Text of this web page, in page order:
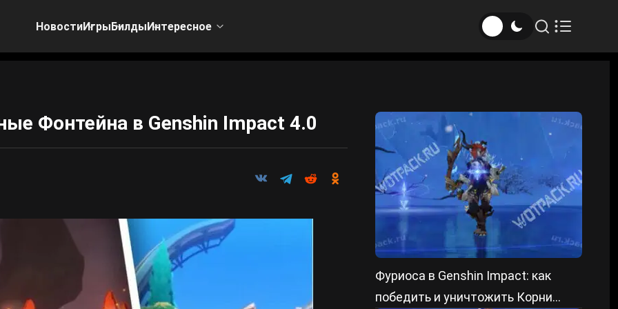
НовостиИгрыБилдыИнтересное
Фонтейна в Genshin Impact 4.0
Фуриоса в Genshin Impact: как
победить и уничтожить Корни